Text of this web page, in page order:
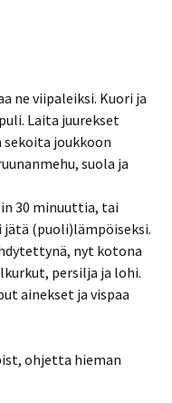
ne viipaleiksi. Kuori ja
Laita juurekset
joukkoon
suola ja
30 minuuttia, tai
jätä (puoli)lämpöiseksi.
nyt kotona
persilja ja lohi.
ainekset ja vispaa
ohjetta hieman